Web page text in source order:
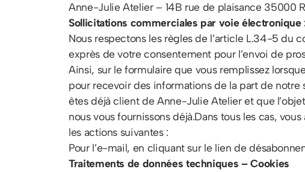
Anne-Julie Atelier – 14B rue de plaisance 35000
Sollicitations commerciales par voie électronique
Nous respectons les règles de l’article L.34-5
exprès de votre consentement pour l’envoi de
Ainsi, sur le formulaire que vous remplissez
pour recevoir des informations de la part de notre
êtes déjà client de Anne-Julie Atelier et que
nous vous fournissons déjà.Dans tous les cas,
les actions suivantes :
Pour l’e-mail, en cliquant sur le lien de
Traitements de données techniques – Cookies